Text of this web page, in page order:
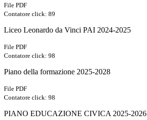
File PDF
Contatore click: 89
Liceo Leonardo da Vinci PAI 2024-2025
File PDF
Contatore click: 98
Piano della formazione 2025-2028
File PDF
Contatore click: 98
PIANO EDUCAZIONE CIVICA 2025-2026